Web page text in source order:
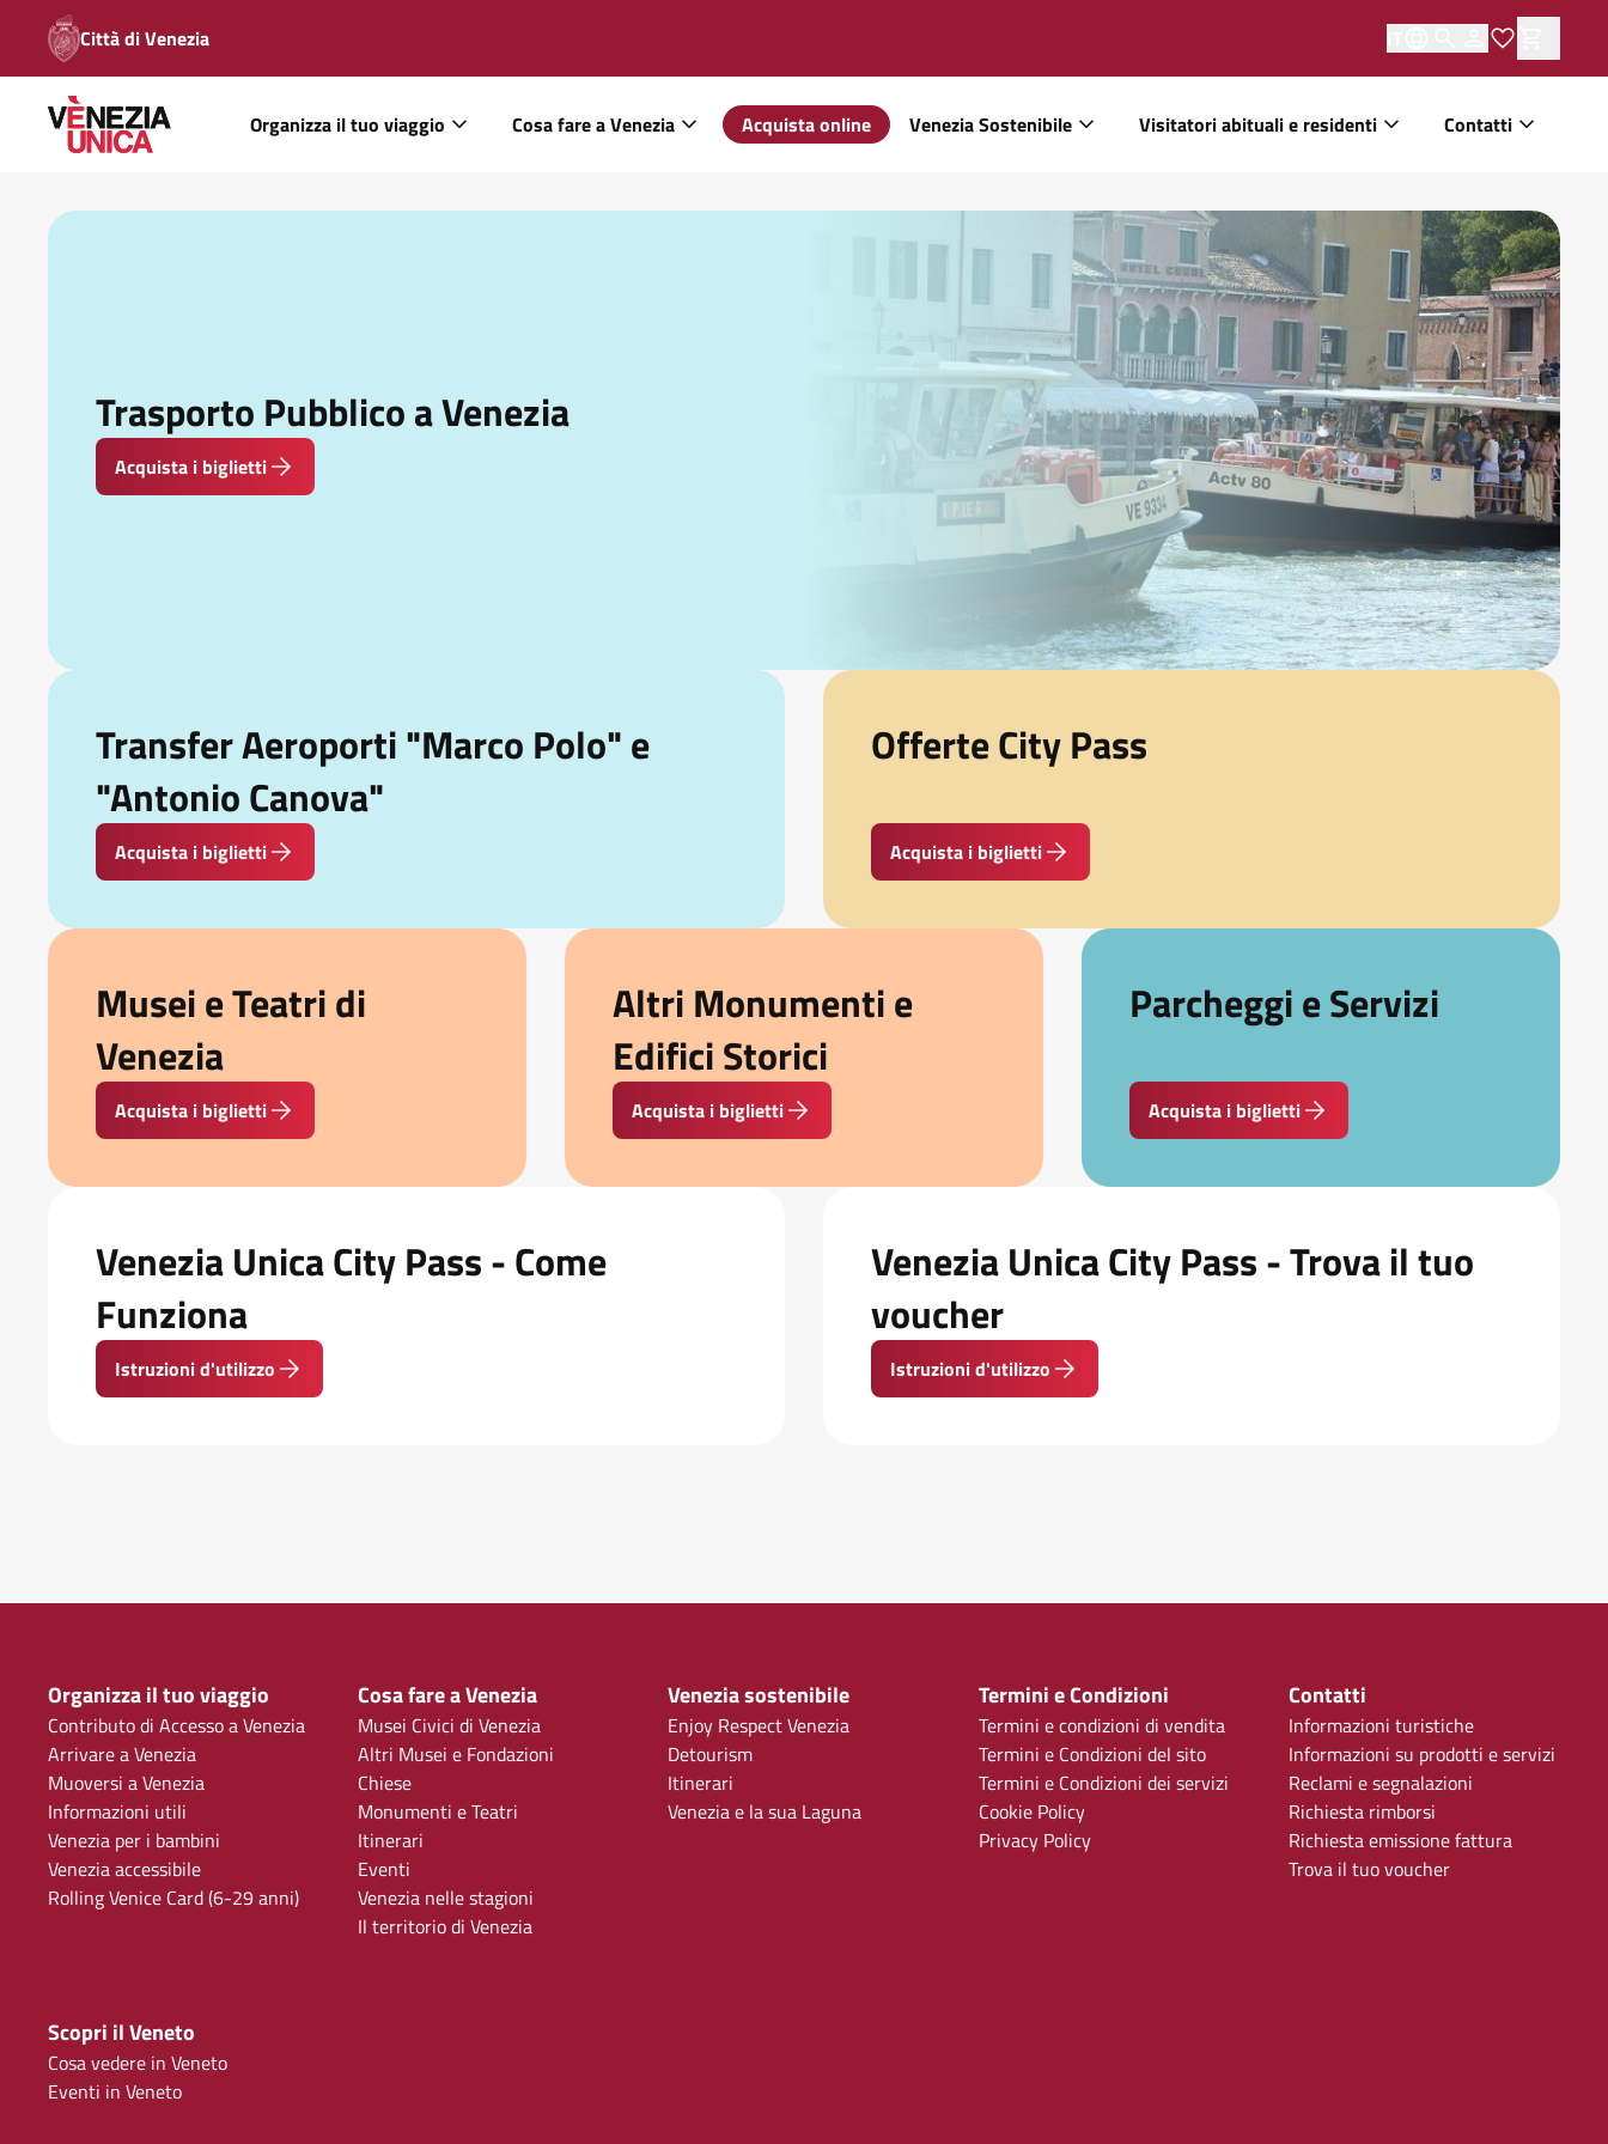
Città di Venezia
Organizza il tuo viaggio Cosa fare a Venezia Acquista online Venezia Sostenibile Visitatori abituali e residenti Contatti
Trasporto Pubblico a Venezia
Acquista i biglietti
Transfer Aeroporti "Marco Polo" e
"Antonio Canova"
Acquista i biglietti
Offerte City Pass
Acquista i biglietti
Musei e Teatri di
Venezia
Acquista i biglietti
Altri Monumenti e
Edifici Storici
Acquista i biglietti
Parcheggi e Servizi
Acquista i biglietti
Venezia Unica City Pass - Come
Funziona
Istruzioni d'utilizzo
Venezia Unica City Pass - Trova il tuo
voucher
Istruzioni d'utilizzo
Organizza il tuo viaggio
Contributo di Accesso a Venezia
Arrivare a Venezia
Muoversi a Venezia
Informazioni utili
Venezia per i bambini
Venezia accessibile
Rolling Venice Card (6-29 anni)
Cosa fare a Venezia
Musei Civici di Venezia
Altri Musei e Fondazioni
Chiese
Monumenti e Teatri
Itinerari
Eventi
Venezia nelle stagioni
Il territorio di Venezia
Venezia sostenibile
Enjoy Respect Venezia
Detourism
Itinerari
Venezia e la sua Laguna
Termini e Condizioni
Termini e condizioni di vendita
Termini e Condizioni del sito
Termini e Condizioni dei servizi
Cookie Policy
Privacy Policy
Contatti
Informazioni turistiche
Informazioni su prodotti e servizi
Reclami e segnalazioni
Richiesta rimborsi
Richiesta emissione fattura
Trova il tuo voucher
Scopri il Veneto
Cosa vedere in Veneto
Eventi in Veneto